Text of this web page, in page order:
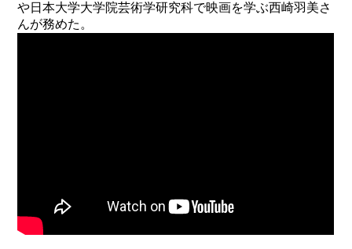
や日本大学大学院芸術学研究科で映画を学ぶ西崎羽美さ
んが務めた。